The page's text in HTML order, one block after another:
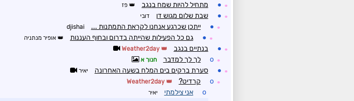
☼
● מתחיל להיות שמח בנגב פז
☼
● שבת שלום מגוש דן דובי
☼
● ייתכן שכרגע אנחנו לקראת התמתנות ... djishai
☼
● גם כל הפעילות שהייתה בדרום ובחוף העננות אופיר מנתניה
☼
● בנתיים בנגב Weather2day
☼
o לך לך למדבר חנוך א
☼
● סערת ברקים בים המלח בשעה האחרונה יאיר
☼
o קרדיט? Weather2day
o אני צילמתי יאיר